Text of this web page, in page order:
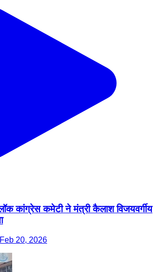
कांग्रेस कमेटी ने मंत्री कैलाश विजयवर्गीय
20, 2026